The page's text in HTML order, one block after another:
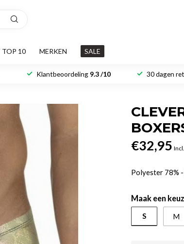
TOP 10 MERKEN SALE
Klantbeoordeling 9.3 /10 30 dagen
€32,95
Polyester 78%
Maak een
S M